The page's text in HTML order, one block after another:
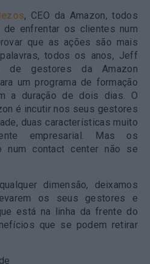
, CEO da Amazon, todos
enfrentar os clientes num
que as ações são mais
todos os anos, Jeff
de gestores da Amazon
um programa de formação
a duração de dois dias. O
é incutir nos seus gestores
duas características muito
empresarial. Mas os
num contact center não se
dimensão, deixamos
os seus gestores e
está na linha da frente do
que se podem retirar